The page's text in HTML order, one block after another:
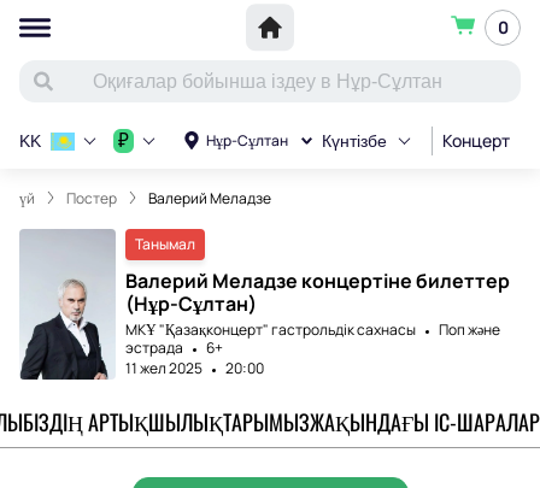
0
Нұр-Сұлтан Күнтізбе Концерт
KK ₽
үй Постер Валерий Меладзе
Танымал
Валерий Меладзе концертіне билеттер
(Нұр-Сұлтан)
МКҰ "Қазақконцерт" гастрольдік сахнасы
Поп және
эстрада
6+
11 жел 2025
20:00
БІЗДІҢ АРТЫҚШЫЛЫҚТАРЫМЫЗЖАҚЫНДАҒЫ ІС-ШАРАЛАР